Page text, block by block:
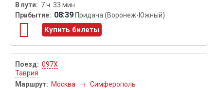
7 ч. 33 мин.
08:39 Придача (Воронеж-Южный)
Купить билеты
097Х
Таврия
Москва
→ Симферополь